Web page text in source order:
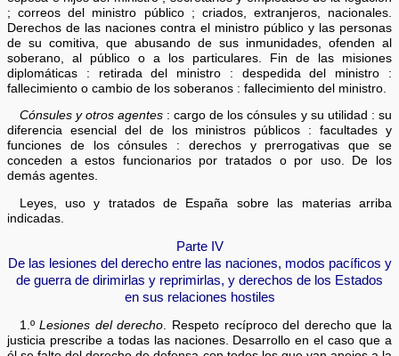
; correos del ministro público ; criados, extranjeros, nacionales.
Derechos de las naciones contra el ministro público y las personas
de su comitiva, que abusando de sus inmunidades, ofenden al
soberano, al público o a los particulares. Fin de las misiones
diplomáticas : retirada del ministro : despedida del ministro :
fallecimiento o cambio de los soberanos : fallecimiento del ministro.
Cónsules y otros agentes : cargo de los cónsules y su utilidad : su
diferencia esencial del de los ministros públicos : facultades y
funciones de los cónsules : derechos y prerrogativas que se
conceden a estos funcionarios por tratados o por uso. De los
demás agentes.
Leyes, uso y tratados de España sobre las materias arriba
indicadas.
Parte IV
De las lesiones del derecho entre las naciones, modos pacíficos y
de guerra de dirimirlas y reprimirlas, y derechos de los Estados
en sus relaciones hostiles
1.ºLesiones del derecho. Respeto recíproco del derecho que la
justicia prescribe a todas las naciones. Desarrollo en el caso que a